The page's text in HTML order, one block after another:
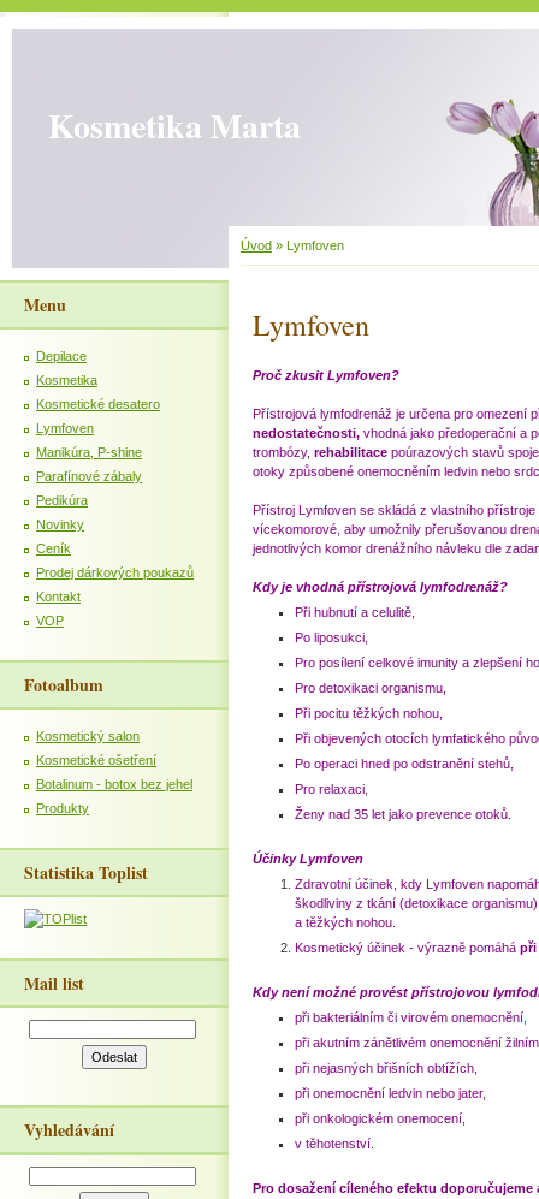
Kosmetika Marta
Úvod » Lymfoven
Lymfoven
Proč zkusit Lymfoven?
Přístrojová lymfodrenáž je určena pro omezení
nedostatečnosti, vhodná jako předoperační a
trombózy, rehabilitace poúrazových stavů
otoky způsobené onemocněním ledvin nebo
Přístroj Lymfoven se skládá z vlastního
vícekomorové, aby umožnily přerušovanou
jednotlivých komor drenážního návleku dle
Kdy je vhodná přístrojová lymfodrenáž?
Při hubnutí a celulitě,
Po liposukci,
Pro posílení celkové imunity a zlepšení
Pro detoxikaci organismu,
Při pocitu těžkých nohou,
Při objevených otocích lymfatického
Po operaci hned po odstranění stehů,
Pro relaxaci,
Ženy nad 35 let jako prevence otoků.
Účinky Lymfoven
Zdravotní účinek, kdy Lymfoven
škodliviny z tkání (detoxikace
a těžkých nohou.
Kosmetický účinek - výrazně pomáhá při
Kdy není možné provést přístrojovou
při bakteriálním či virovém onemocnění,
při akutním zánětlivém onemocnění
při nejasných břišních obtížích,
při onemocnění ledvin nebo jater,
při onkologickém onemocení,
v těhotenství.
Pro dosažení cíleného efektu
Menu
Depilace
Kosmetika
Kosmetické desatero
Lymfoven
Manikúra, P-shine
Parafínové zábaly
Pedikúra
Novinky
Ceník
Prodej dárkových poukazů
Kontakt
VOP
Fotoalbum
Kosmetický salon
Kosmetické ošetření
Botalinum - botox bez jehel
Produkty
Statistika Toplist
Mail list
Vyhledávání